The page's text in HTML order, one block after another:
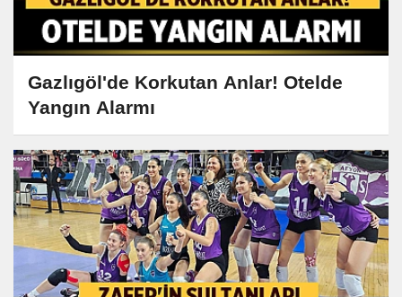
Gazlıgöl'de Korkutan Anlar! Otelde
Yangın Alarmı